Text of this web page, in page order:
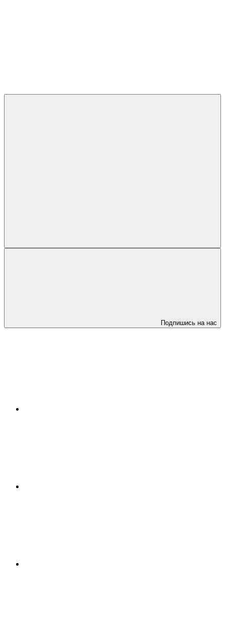
Подпишись на нас